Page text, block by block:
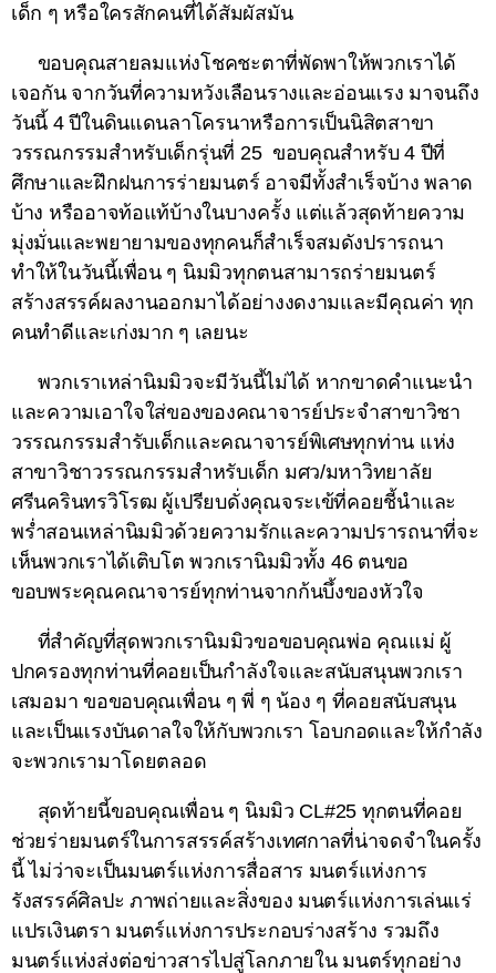
เด็ก ๆ หรือใครสักคนที่ได้สัมผัสมัน
ขอบคุณสายลมแห่งโชคชะตาที่พัดพาให้พวกเราได้
เจอกัน จากวันที่ความหวังเลือนรางและอ่อนแรง มาจนถึง
วันนี้ 4 ปีในดินแดนลาโครนาหรือการเป็นนิสิตสาขา
วรรณกรรมสำหรับเด็กรุ่นที่ 25 ขอบคุณสำหรับ 4 ปีที่
ศึกษาและฝึกฝนการร่ายมนตร์ อาจมีทั้งสำเร็จบ้าง พลาด
บ้าง หรืออาจท้อแท้บ้างในบางครั้ง แต่แล้วสุดท้ายความ
มุ่งมั่นและพยายามของทุกคนก็สำเร็จสมดังปรารถนา
ทำให้ในวันนี้เพื่อน ๆ นิมมิวทุกตนสามารถร่ายมนตร์
สร้างสรรค์ผลงานออกมาได้อย่างงดงามและมีคุณค่า ทุก
คนทำดีและเก่งมาก ๆ เลยนะ
พวกเราเหล่านิมมิวจะมีวันนี้ไม่ได้ หากขาดคำแนะนำ
และความเอาใจใส่ของของคณาจารย์ประจำสาขาวิชา
วรรณกรรมสำรับเด็กและคณาจารย์พิเศษทุกท่าน แห่ง
สาขาวิชาวรรณกรรมสำหรับเด็ก มศว/มหาวิทยาลัย
ศรีนครินทรวิโรฒ ผู้เปรียบดั่งคุณจระเข้ที่คอยชี้นำและ
พร่ำสอนเหล่านิมมิวด้วยความรักและความปรารถนาที่จะ
เห็นพวกเราได้เติบโต พวกเรานิมมิวทั้ง 46 ตนขอ
ขอบพระคุณคณาจารย์ทุกท่านจากก้นบึ้งของหัวใจ
ที่สำคัญที่สุดพวกเรานิมมิวขอขอบคุณพ่อ คุณแม่ ผู้
ปกครองทุกท่านที่คอยเป็นกำลังใจและสนับสนุนพวกเรา
เสมอมา ขอขอบคุณเพื่อน ๆ พี่ ๆ น้อง ๆ ที่คอยสนับสนุน
และเป็นแรงบันดาลใจให้กับพวกเรา โอบกอดและให้กำลัง
จะพวกเรามาโดยตลอด
สุดท้ายนี้ขอบคุณเพื่อน ๆ นิมมิว CL#25 ทุกตนที่คอย
ช่วยร่ายมนตร์ในการสรรค์สร้างเทศกาลที่น่าจดจำในครั้ง
นี้ ไม่ว่าจะเป็นมนตร์แห่งการสื่อสาร มนตร์แห่งการ
รังสรรค์ศิลปะ ภาพถ่ายและสิ่งของ มนตร์แห่งการเล่นแร่
แปรเงินตรา มนตร์แห่งการประกอบร่างสร้าง รวมถึง
มนตร์แห่งส่งต่อข่าวสารไปสู่โลกภายใน มนตร์ทุกอย่าง